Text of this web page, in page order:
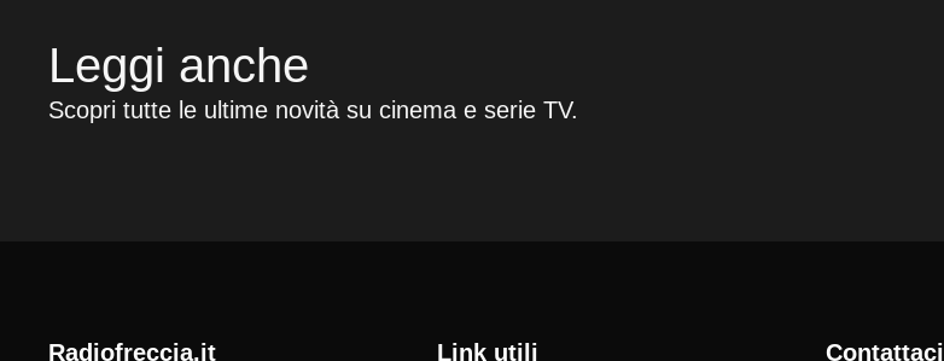
Leggi anche
Scopri tutte le ultime novità su cinema e serie TV.
radiofreccia.it Link utili Contattaci